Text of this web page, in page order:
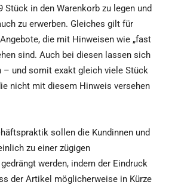
Stück in den Warenkorb zu legen und
zu erwerben. Gleiches gilt für
die mit Hinweisen wie „fast
sind. Auch bei diesen lassen sich
– und somit exakt gleich viele Stück
nicht mit diesem Hinweis versehen
sollen die Kundinnen und
zu einer zügigen
werden, indem der Eindruck
der Artikel möglicherweise in Kürze